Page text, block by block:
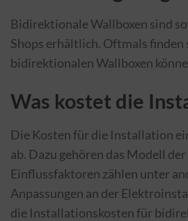
Bidirektionale Wallboxen sind
Shops erhältlich. Oftmals finden
bidirektionalen Wallboxen
Was kostet die
Die Kosten für die Installation
ab. Dazu gehören das Modell
Einflussfaktoren zählen unter
Anpassungen an der
die Installationskosten für